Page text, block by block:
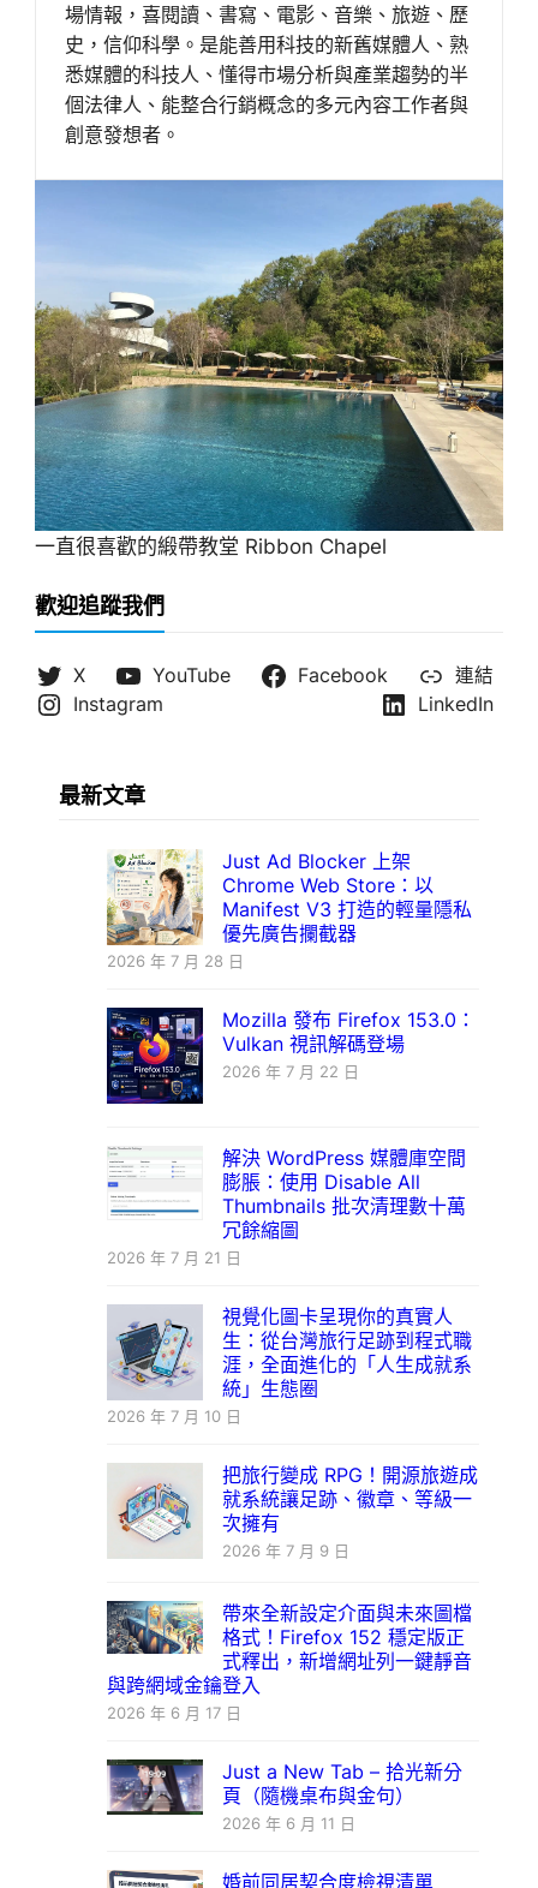
場情報，喜閱讀、書寫、電影、音樂、旅遊、歷
史，信仰科學。是能善用科技的新舊媒體人、熟
悉媒體的科技人、懂得市場分析與產業趨勢的半
個法律人、能整合行銷概念的多元內容工作者與
創意發想者。
一直很喜歡的緞帶教堂 Ribbon Chapel
歡迎追蹤我們
X YouTube Facebook
連結
Instagram
LinkedIn
最新文章
Just Ad Blocker 上架
Chrome Web Store：以
Manifest V3 打造的輕量隱私
優先廣告攔截器
2026 年 7 月 28 日
Mozilla 發布 Firefox 153.0：
Vulkan 視訊解碼登場
2026 年 7 月 22 日
解決 WordPress 媒體庫空間
膨脹：使用 Disable All
Thumbnails 批次清理數十萬
冗餘縮圖
2026 年 7 月 21 日
視覺化圖卡呈現你的真實人
生：從台灣旅行足跡到程式職
涯，全面進化的「人生成就系
統」生態圈
2026 年 7 月 10 日
把旅行變成 RPG！開源旅遊成
就系統讓足跡、徽章、等級一
次擁有
2026 年 7 月 9 日
帶來全新設定介面與未來圖檔
格式！Firefox 152 穩定版正
式釋出，新增網址列一鍵靜音
與跨網域金鑰登入
2026 年 6 月 17 日
Just a New Tab – 拾光新分
頁（隨機桌布與金句）
2026 年 6 月 11 日
婚前同居契合度檢視清單